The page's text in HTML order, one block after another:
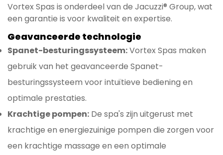
Vortex Spas is onderdeel van de Jacuzzi® Group, wat
een garantie is voor kwaliteit en expertise.
Geavanceerde technologie
Spanet-besturingssysteem:Vortex Spas maken
gebruik van het geavanceerde Spanet-
besturingssysteem voor intuïtieve bediening en
optimale prestaties.
Krachtige pompen: De spa's zijn uitgerust met
krachtige en energiezuinige pompen die zorgen voor
een krachtige massage en een optimale